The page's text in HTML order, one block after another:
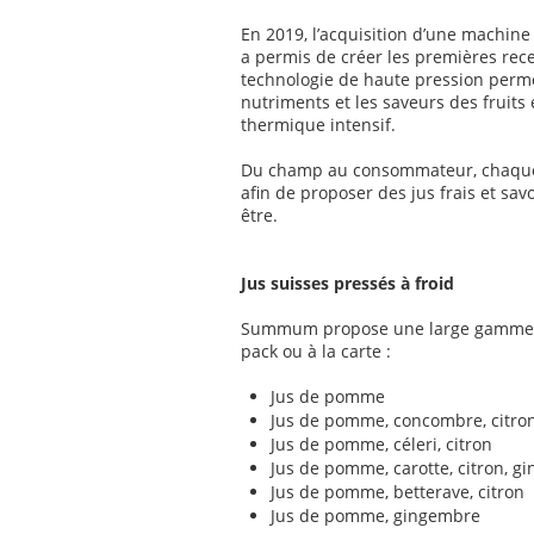
En 2019, l’acquisition d’une
a permis de créer les premières
technologie de haute pression
nutriments et les saveurs des fruits
thermique intensif.
Du champ au consommateur,
afin de proposer des jus frais et
être.
Jus suisses pressés à froid
Summum propose une large
pack ou à la carte :
Jus de pomme
Jus de pomme, concombre,
Jus de pomme, céleri, citron
Jus de pomme, carotte, citron,
Jus de pomme, betterave, citron
Jus de pomme, gingembre